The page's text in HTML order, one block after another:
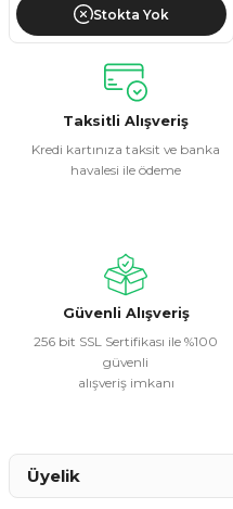
Stokta Yok
Taksitli Alışveriş
Kredi kartınıza taksit ve banka
havalesi ile ödeme
Güvenli Alışveriş
256 bit SSL Sertifikası ile %100
güvenli
alışveriş imkanı
Üyelik